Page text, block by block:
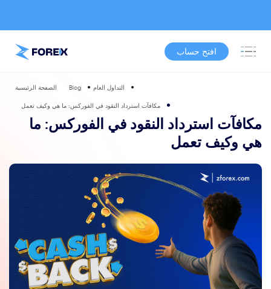
افتح حساب
الصفحة الرئيسية Blog التداول العام
مكافآت استرداد النقود في الفوركس: ما هي وكيف تعمل
مكافآت استرداد النقود في الفوركس: ما
هي وكيف تعمل